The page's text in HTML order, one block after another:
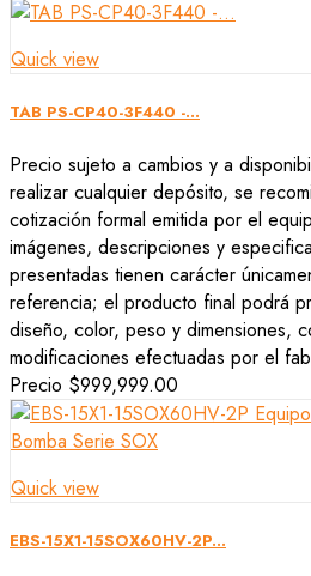
Quick view
TAB PS-CP40-3F440 -...
Precio sujeto a cambios y a
realizar cualquier depósito, se
cotización formal emitida por el
imágenes, descripciones y
presentadas tienen carácter
referencia; el producto final podrá
diseño, color, peso y dimensiones,
modificaciones efectuadas por el
Precio $999,999.00
Quick view
EBS-15X1-15SOX60HV-2P...